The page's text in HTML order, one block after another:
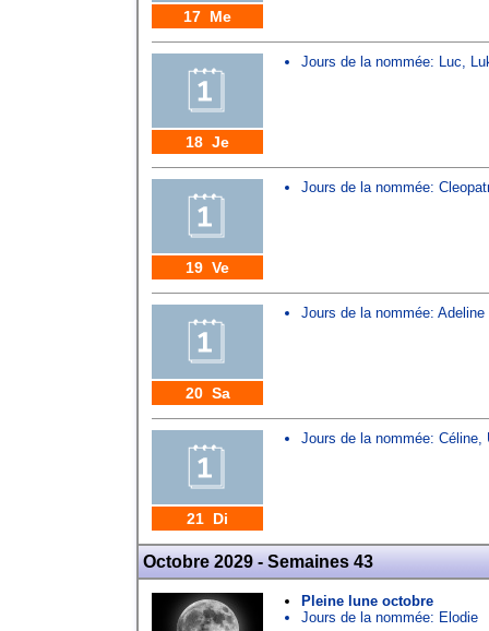
17 Me
18 Je
Jours de la nommée: Luc,
19 Ve
Jours de la nommée:
20 Sa
Jours de la nommée: Adeline
21 Di
Jours de la nommée: Céline,
Octobre 2029 - Semaines 43
Pleine lune octobre
Jours de la nommée: Elodie